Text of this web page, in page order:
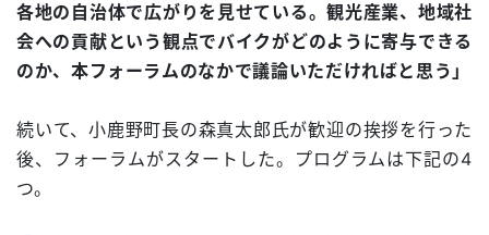
各地の自治体で広がりを見せている。観光産業、地域社
会への貢献という観点でバイクがどのように寄与できる
のか、本フォーラムのなかで議論いただければと思う」
続いて、小鹿野町長の森真太郎氏が歓迎の挨拶を行った
後、フォーラムがスタートした。プログラムは下記の4
つ。